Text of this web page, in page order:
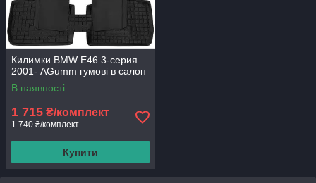
Килимки BMW E46 3-серия
2001- AGumm гумові в салон
В наявності
1 715 ₴/комплект
1 740 ₴/комплект
Купити